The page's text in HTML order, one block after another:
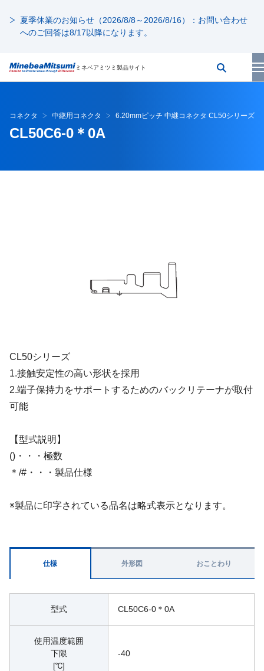
夏季休業のお知らせ（2026/8/8～2026/8/16）：お問い合わせ
へのご回答は8/17以降になります。
ミネベアミツミ製品サイト
コネクタ 中継用コネクタ 6.20mmピッチ 中継コネクタ CL50シリーズ
CL50C6-0＊0A
CL50シリーズ
1.接触安定性の高い形状を採用
2.端子保持力をサポートするためのバックリテーナが取付
可能
【型式説明】
()・・・極数
＊/#・・・製品仕様
※製品に印字されている品名は略式表示となります。
仕様
型式 CL50C6-0＊0A
使用温度範囲
下限
[℃]
-40
外形図 おことわり